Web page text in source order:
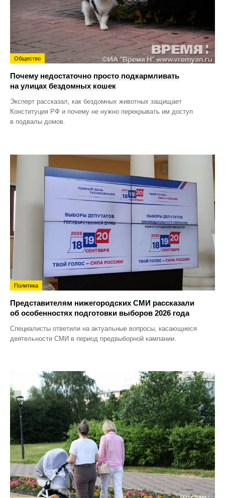
Общество
Почему недостаточно просто подкармливать
на улицах бездомных кошек
Эксперт рассказал, как бездомных животных защищает
Конституция РФ и почему не нужно перекрывать им доступ
в подвалы домов.
Политика
Представителям нижегородских СМИ рассказали
об особенностях подготовки выборов 2026 года
Специалисты ответили на актуальные вопросы, касающиеся
деятельности СМИ в период предвыборной кампании.